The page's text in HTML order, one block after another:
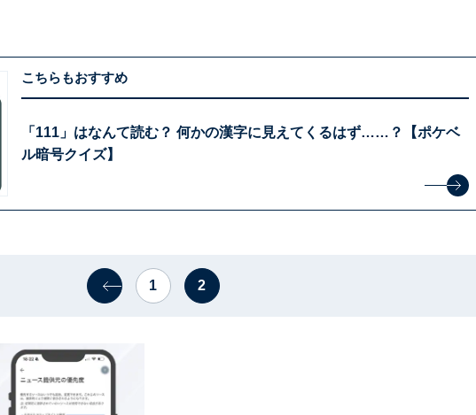
こちらもおすすめ
「111」はなんて読む？ 何かの漢字に見えてくるはず……？【ポケベ
ル暗号クイズ】
1 2